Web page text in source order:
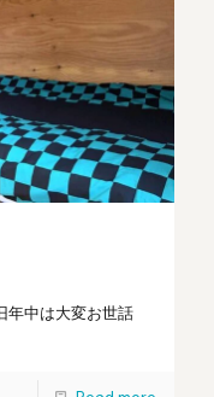
年中は大変お世話